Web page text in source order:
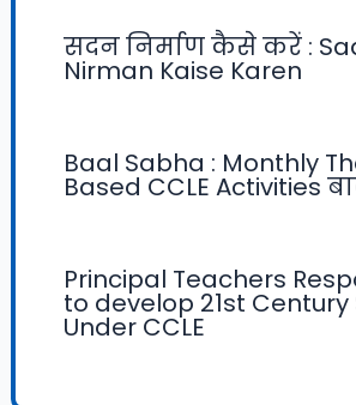
सदन निर्माण कैसे करें :
Nirman Kaise Karen
Baal Sabha : Monthly
Based CCLE Activities
Principal Teachers
to develop 21st Century
Under CCLE